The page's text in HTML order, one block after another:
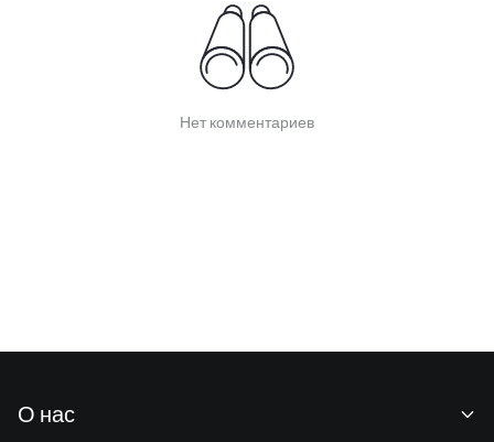
Нет комментариев
О нас